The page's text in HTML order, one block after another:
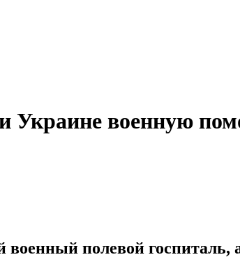
Украине военную
полевой госпиталь,